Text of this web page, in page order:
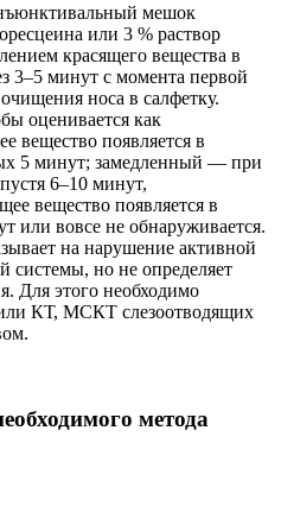
мешок
или 3 % раствор
красящего вещества в
3–5 минут с момента первой
носа в салфетку.
оценивается как
вещество появляется в
5 минут; замедленный — при
6–10 минут,
вещество появляется в
или вовсе не обнаруживается.
на нарушение активной
системы, но не определяет
Для этого необходимо
КТ, МСКТ слезоотводящих
метода